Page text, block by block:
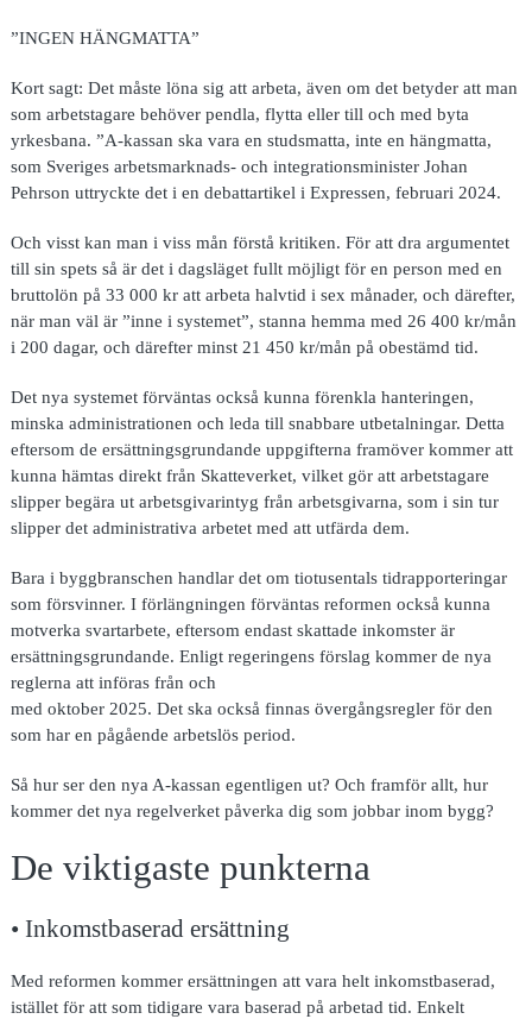
”INGEN HÄNGMATTA”
Kort sagt: Det måste löna sig att arbeta, även om det betyder att man
som arbetstagare behöver pendla, flytta eller till och med byta
yrkesbana. ”A-kassan ska vara en studsmatta, inte en hängmatta,
som Sveriges arbetsmarknads- och integrationsminister Johan
Pehrson uttryckte det i en debattartikel i Expressen, februari 2024.
Och visst kan man i viss mån förstå kritiken. För att dra argumentet
till sin spets så är det i dagsläget fullt möjligt för en person med en
bruttolön på 33 000 kr att arbeta halvtid i sex månader, och därefter,
när man väl är ”inne i systemet”, stanna hemma med 26 400 kr/mån
i 200 dagar, och därefter minst 21 450 kr/mån på obestämd tid.
Det nya systemet förväntas också kunna förenkla hanteringen,
minska administrationen och leda till snabbare utbetalningar. Detta
eftersom de ersättningsgrundande uppgifterna framöver kommer att
kunna hämtas direkt från Skatteverket, vilket gör att arbetstagare
slipper begära ut arbetsgivarintyg från arbetsgivarna, som i sin tur
slipper det administrativa arbetet med att utfärda dem.
Bara i byggbranschen handlar det om tiotusentals tidrapporteringar
som försvinner. I förlängningen förväntas reformen också kunna
motverka svartarbete, eftersom endast skattade inkomster är
ersättningsgrundande. Enligt regeringens förslag kommer de nya
reglerna att införas från och
med oktober 2025. Det ska också finnas övergångsregler för den
som har en pågående arbetslös period.
Så hur ser den nya A-kassan egentligen ut? Och framför allt, hur
kommer det nya regelverket påverka dig som jobbar inom bygg?
De viktigaste punkterna
• Inkomstbaserad ersättning
Med reformen kommer ersättningen att vara helt inkomstbaserad,
istället för att som tidigare vara baserad på arbetad tid. Enkelt